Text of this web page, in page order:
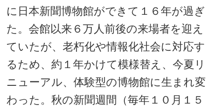
に日本新聞博物館ができて１６年が過ぎ
た。会館以来６万人前後の来場者を迎え
ていたが、老朽化や情報化社会に対応す
るため、約１年かけて模様替え、今夏リ
ニューアル、体験型の博物館に生まれ変
わった。秋の新聞週間（毎年１０月１５